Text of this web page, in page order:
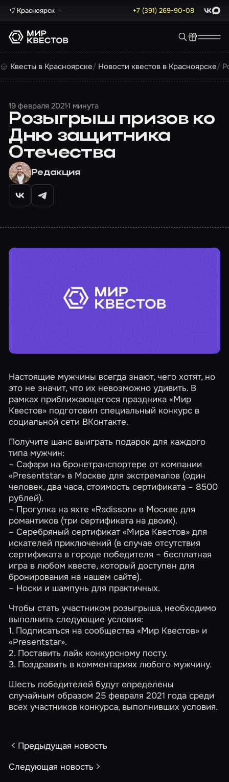
Красноярск +7 (391) 269-90-08 Max
Квесты в Красноярске Новости квестов в Красноярске
19 февраля 20211 минута
Розыгрыш призов ко
Дню защитника
Отечества
Редакция
Настоящие мужчины всегда знают, чего хотят, но
это не значит, что их невозможно удивить. В
рамках приближающегося праздника «Мир
Квестов» подготовил специальный конкурс в
социальной сети ВКонтакте.
Получите шанс выиграть подарок для каждого
типа мужчин:
– Сафари на бронетранспортере от компании
«Presentstar» в Москве для экстремалов (один
человек, два часа, стоимость сертификата – 8500
рублей).
– Прогулка на яхте«Radisson» в Москве для
романтиков (три сертификата на двоих).
–Серебряный сертификат «Мира Квестов» для
искателей приключений (в случае отсутствия
сертификата в городе победителя – бесплатная
игра в любом квесте, который доступен для
бронирования на нашем сайте).
– Носки и шампунь для практичных.
Чтобы стать участником розыгрыша, необходимо
выполнить следующие условия:
1. Подписаться на сообщества«Мир Квестов» и
«Presentstar».
2. Поставить лайк конкурсному посту.
3. Поздравить в комментариях любого мужчину.
Шесть победителей будут определены
случайным образом 25 февраля 2021 года среди
всех участников конкурса, выполнивших условия.
Предыдущая новость
Следующая новость